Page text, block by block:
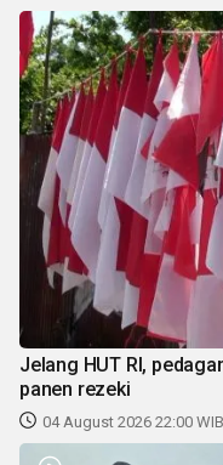
Jelang HUT RI,
panen rezeki
04 August 2026 22:00 WIB